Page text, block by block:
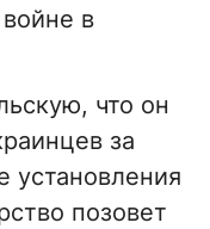
в
что он
за
установления
позовет